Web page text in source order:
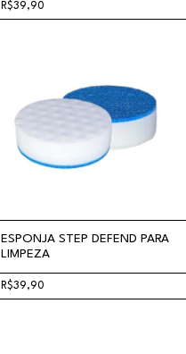
R$39,90
ESPONJA STEP DEFEND PARA
LIMPEZA
R$39,90